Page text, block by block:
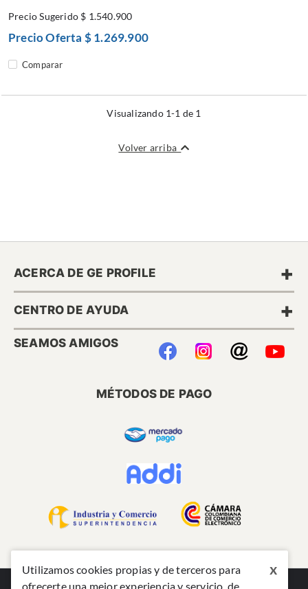
x
Utilizamos cookies propias y de terceros para
ofrecerte una mejor experiencia y servicio, de
Precio Sugerido $ 1.540.900
Precio Oferta $ 1.269.900
Comparar
Visualizando 1-1 de 1
Volver arriba
ACERCA DE GE PROFILE +
CENTRO DE AYUDA +
SEAMOS AMIGOS
MÉTODOS DE PAGO